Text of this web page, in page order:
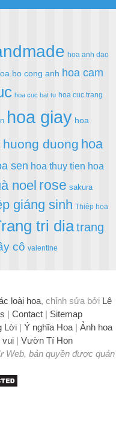
hoa anh dao
bo cong anh hoa cam
hoa cuc bat tu hoa cuc trang
hoa giay hoa
huong duong hoa
sen hoa thuy tien hoa
noel rose sakura
giáng sinh Thiệp hoa
tri diatrang
cô valentine
loài hoa, chỉnh sửa bởi Lê
Contact
Sitemap
Lời| Ý nghĩa Hoa| Ảnh hoa
vui| Vườn Tí Hon
Web, bản quyền được quản